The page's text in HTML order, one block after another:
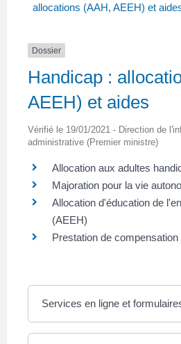
allocations (AAH, AEEH) et
Dossier
Handicap :
AEEH) et aides
Vérifié le 19/01/2021 - Direction de
administrative (Premier ministre)
Allocation aux adultes
Majoration pour la vie
Allocation d'éducation de
(AEEH)
Prestation de
Services en ligne et